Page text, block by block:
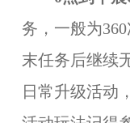
务，一般为
末任务后继续
日常升级活动